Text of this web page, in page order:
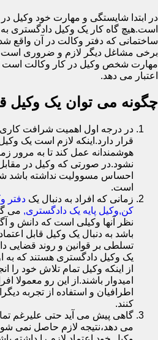
در ابتدا شایستگی و مهارت خود وکیل
است.هیچ گاه کار یک وکیل دادگستری به
ساختمانی که دفتر وکالت در آن واقع
برخی مشاغل دیگر لازم و ضروری
مهارت شخص وکیل در کار وکالت است
اعتبار می دهد.
چگونه می توان یک وکیل
در درجه اول اهمیت شرافت
قرار دارد.اینکه لازم است یک
هوشمندانه عمل کند تا به مرور
نشود.در صورتی که وکیل در
احساس مسوولیت نداشته باشد
است.
زمانی که افراد به دنبال یک دفتر
کن,وکیل پایه یک دادگستری, می
نظر آنها وکیلی است که دانش و
باشد به دنبال یک وکیل قابل
تسلطی بر قوانین و روند قضایی
یک وکیل دادگستری هستند که به
از اینکه وکیل تمام تلاش خود را
امیدوار باشند.از این رو معمولا
اطرافیان و استفاده از تجربه
کنند.
گاهی پیش می آید حتی علیرغم
می دهد،نتیجه لازم حاصل نمی